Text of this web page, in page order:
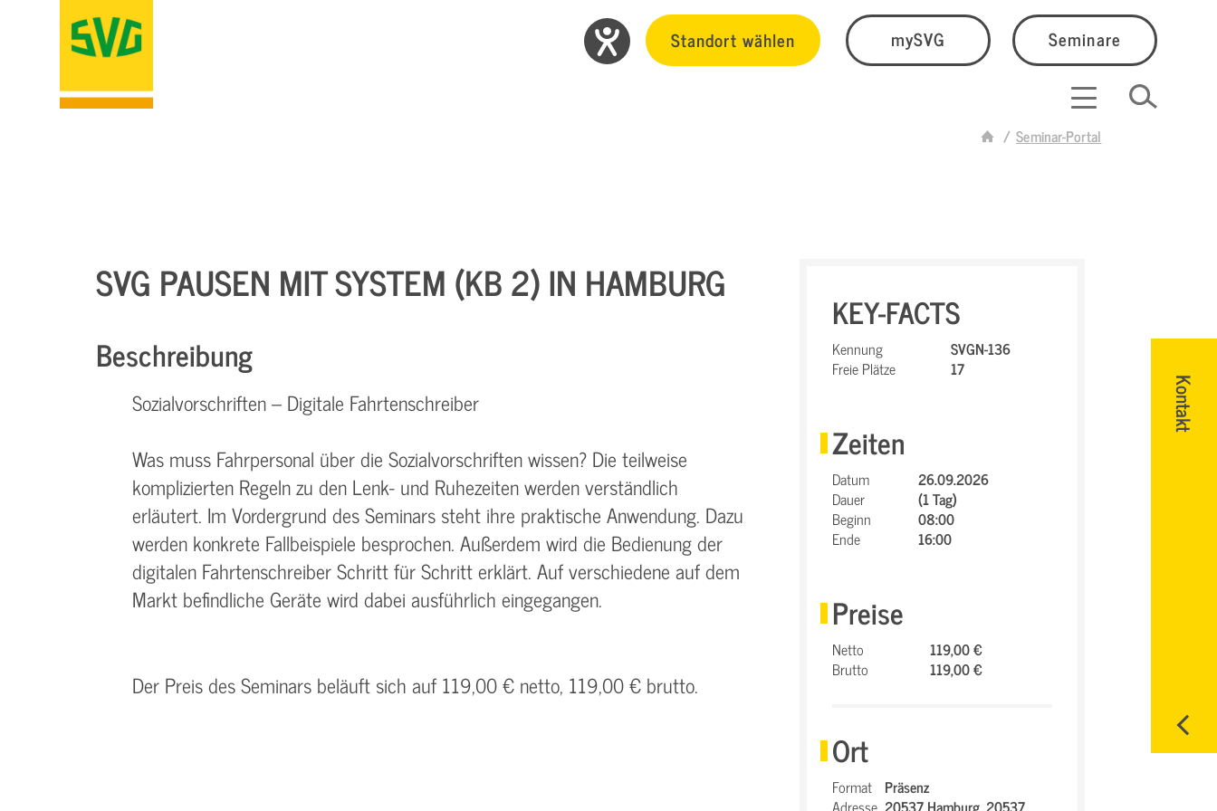
Standort wählen mySVG Seminare
Seminar-Portal
Kontakt
SVG PAUSEN MIT SYSTEM (KB 2) IN HAMBURG
Beschreibung
Sozialvorschriften – Digitale Fahrtenschreiber
Was muss Fahrpersonal über die Sozialvorschriften wissen? Die teilweise
komplizierten Regeln zu den Lenk- und Ruhezeiten werden verständlich
erläutert. Im Vordergrund des Seminars steht ihre praktische Anwendung. Dazu
werden konkrete Fallbeispiele besprochen. Außerdem wird die Bedienung der
digitalen Fahrtenschreiber Schritt für Schritt erklärt. Auf verschiedene auf dem
Markt befindliche Geräte wird dabei ausführlich eingegangen.
Der Preis des Seminars beläuft sich auf 119,00 € netto, 119,00 € brutto.
KEY-FACTS
Kennung
SVGN-136
Freie Plätze
17
Zeiten
Datum
26.09.2026
Dauer
(1 Tag)
Beginn
08:00
Ende
16:00
Preise
Netto
119,00 €
Brutto
119,00 €
Ort
Format Präsenz